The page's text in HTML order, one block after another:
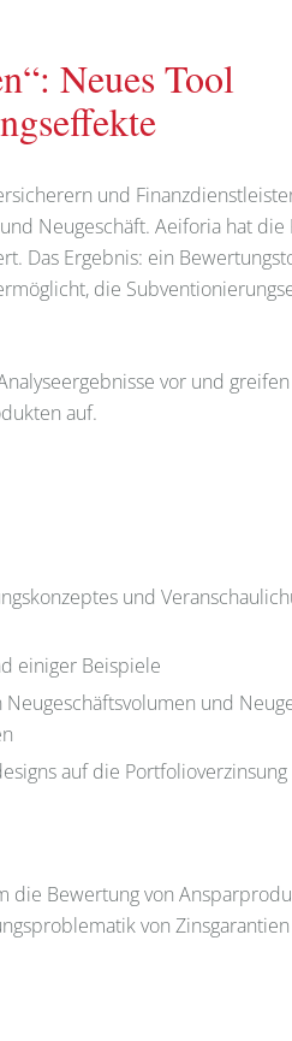
Neues Tool
und
Neugeschäft. Aeiforia hat
Das Ergebnis: ein
die
vor und
auf.
und
einiger Beispiele
und
auf die Portfolioverzinsung
die Bewertung von
von